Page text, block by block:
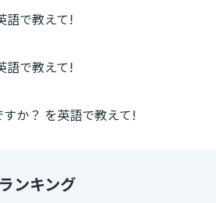
語で教えて!
語で教えて!
か？ を英語で教えて!
ンキング